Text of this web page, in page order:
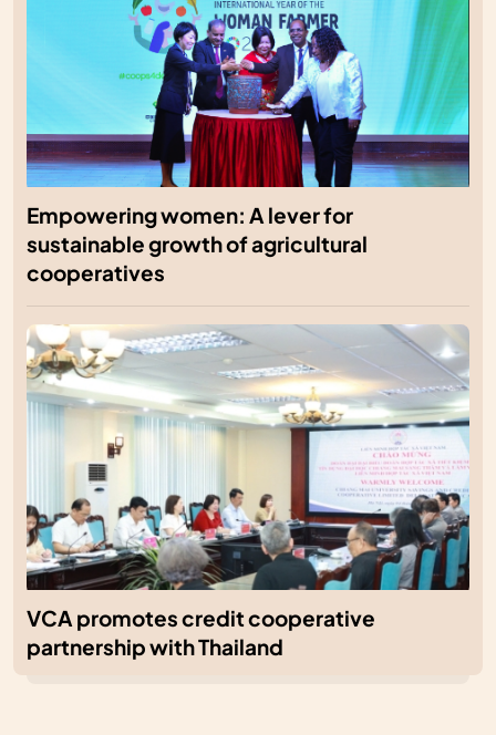
Empowering women: A lever for
sustainable growth of agricultural
cooperatives
VCA promotes credit cooperative
partnership with Thailand